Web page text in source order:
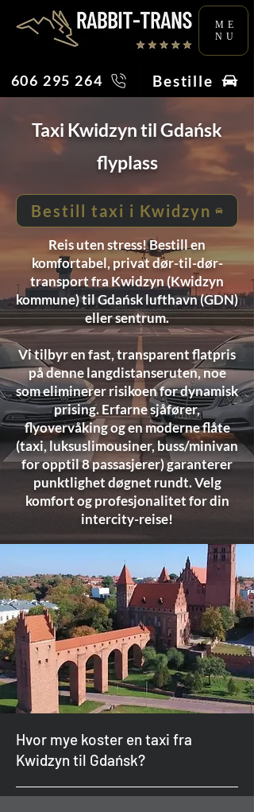
ME
NU
606 295 264 Bestille
Taxi Kwidzyn til Gdańsk
flyplass
Bestill taxi i Kwidzyn
Reis uten stress! Bestill en
komfortabel, privat dør-til-dør-
transport fra Kwidzyn (Kwidzyn
kommune) til Gdańsk lufthavn (GDN)
eller sentrum.
Vi tilbyr en fast, transparent flatpris
på denne langdistanseruten, noe
som eliminerer risikoen for dynamisk
prising. Erfarne sjåfører,
flyovervåking og en moderne flåte
(taxi, luksuslimousiner, buss/minivan
for opptil 8 passasjerer) garanterer
punktlighet døgnet rundt. Velg
komfort og profesjonalitet for din
intercity-reise!
Hvor mye koster en taxi fra
Kwidzyn til Gdańsk?